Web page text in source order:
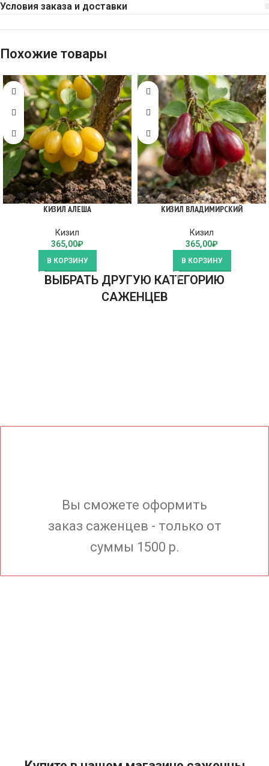
Условия заказа и доставки
Похожие товары
КИЗИЛ АЛЕША
Кизил
365,00₽
В КОРЗИНУ
КИЗИЛ ВЛАДИМИРСКИЙ
Кизил
365,00₽
В КОРЗИНУ
ВЫБРАТЬ ДРУГУЮ КАТЕГОРИЮ
САЖЕНЦЕВ
Вы сможете оформить
заказ саженцев - только от
суммы 1500 р.